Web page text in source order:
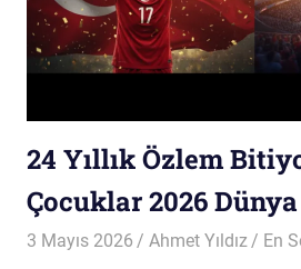
24 Yıllık Özlem
Çocuklar 2026 Dünya
3 Mayıs 2026 Ahmet Yıldız En